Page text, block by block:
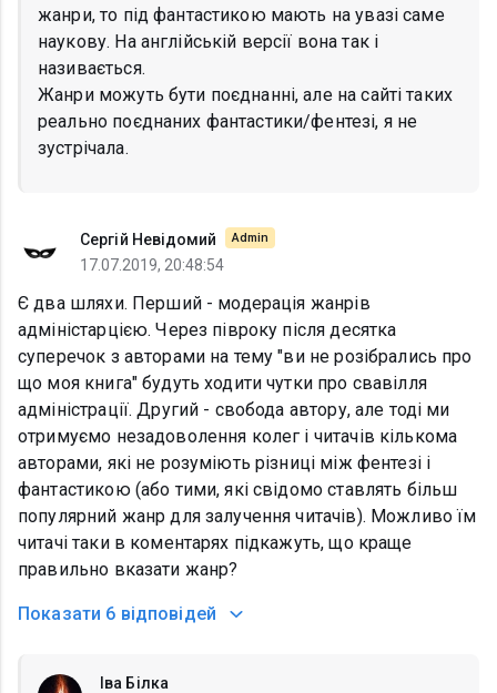
жанри, то під фантастикою мають на увазі саме
наукову. На англійській версії вона так і
називається.
Жанри можуть бути поєднанні, але на сайті таких
реально поєднаних фантастики/фентезі, я не
зустрічала.
Сергій Невідомий Admin
17.07.2019, 20:48:54
Є два шляхи. Перший - модерація жанрів
адміністарцією. Через півроку після десятка
суперечок з авторами на тему "ви не розібрались про
що моя книга" будуть ходити чутки про свавілля
адміністрації. Другий - свобода автору, але тоді ми
отримуємо незадоволення колег і читачів кількома
авторами, які не розуміють різниці між фентезі і
фантастикою (або тими, які свідомо ставлять більш
популярний жанр для залучення читачів). Можливо їм
читачі таки в коментарях підкажуть, що краще
правильно вказати жанр?
Показати 6 відповідей
Іва Білка